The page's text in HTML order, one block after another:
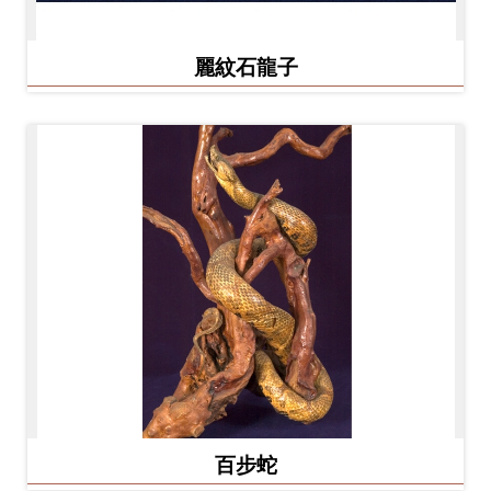
麗紋石龍子
百步蛇